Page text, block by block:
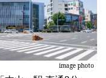
image photo